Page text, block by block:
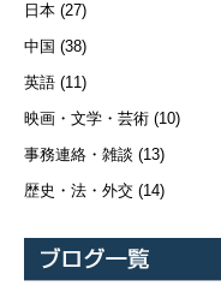
日本 (27)
中国 (38)
英語 (11)
映画・文学・芸術 (10)
事務連絡・雑談 (13)
歴史・法・外交 (14)